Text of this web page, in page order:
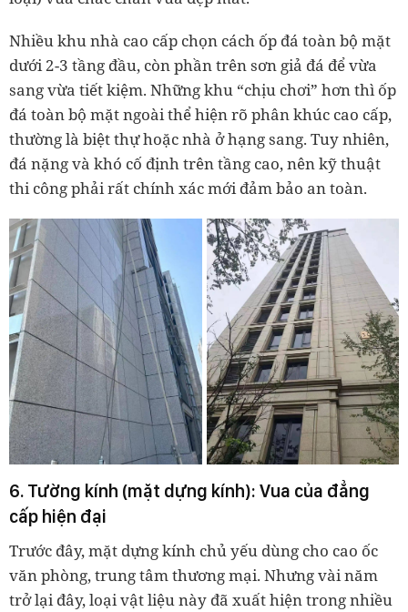
Nhiều khu nhà cao cấp chọn cách ốp đá toàn bộ mặt
dưới 2-3 tầng đầu, còn phần trên sơn giả đá để vừa
sang vừa tiết kiệm. Những khu “chịu chơi” hơn thì ốp
đá toàn bộ mặt ngoài thể hiện rõ phân khúc cao cấp,
thường là biệt thự hoặc nhà ở hạng sang. Tuy nhiên,
đá nặng và khó cố định trên tầng cao, nên kỹ thuật
thi công phải rất chính xác mới đảm bảo an toàn.
6. Tường kính (mặt dựng kính): Vua của đẳng
cấp hiện đại
Trước đây, mặt dựng kính chủ yếu dùng cho cao ốc
văn phòng, trung tâm thương mại. Nhưng vài năm
trở lại đây, loại vật liệu này đã xuất hiện trong nhiều